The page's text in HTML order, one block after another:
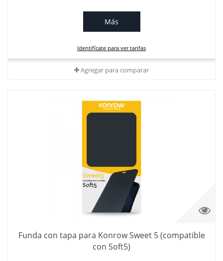
Más
Identifícate para ver tarifas
Agregar para comparar
Funda con tapa para Konrow Sweet 5 (compatible
con Soft5)